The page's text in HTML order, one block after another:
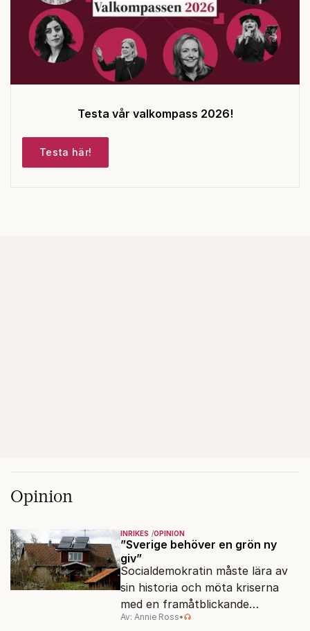
Testa vår valkompass 2026!
Testa här!
Opinion
INRIKES OPINION
”Sverige behöver en grön ny
giv”
Socialdemokratin måste lära av
sin historia och möta kriserna
med en framåtblickande
strukturpolitik för att göra
Av: Annie Ross•